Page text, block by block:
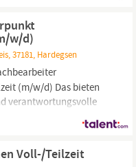
Leasing Attraktive...
w/d)
37181, Hardegsen
(m/w/d) Das bieten
verantwortungsvolle
Arbeitsumfeld
bei
Sonderurlaub
Bike Leasing...
Voll-/Teilzeit